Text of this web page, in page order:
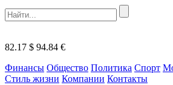
82.17 $ 94.84 €
Финансы Общество Политика Спорт
Стиль жизни Компании Контакты